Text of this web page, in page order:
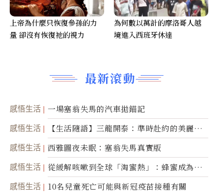
最新滾動
感悟生活 一場塞翁失馬的汽車拋錨記
感悟生活
【生活隨語】三龍開泰：準時赴約的美麗震
撼
感悟生活 西雅圖夜未眠：塞翁失馬真實版
感悟生活
從緩解咳嗽到全球「淘蜜熱」：蜂蜜成為健
康產業前沿商品
感悟生活 10名兒童死亡可能與新冠疫苗接種有關
上帝為什麼只恢復參孫的力
量 卻沒有恢復祂的視力
為何數以萬計的摩洛哥人越
境進入西班牙休達